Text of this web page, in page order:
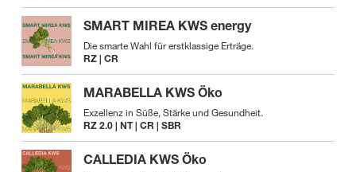
SMART MIREA KWS energy
Die smarte Wahl für erstklassige Erträge.
RZ | CR
MARABELLA KWS Öko
Exzellenz in Süße, Stärke und Gesundheit.
RZ 2.0 | NT | CR | SBR
CALLEDIA KWS Öko